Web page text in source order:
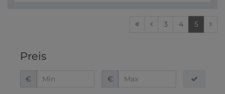
3 4 5
Preis
€ €